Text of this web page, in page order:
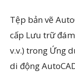
Tệp bản vẽ
cấp Lưu trữ
v.v.) trong Ứng
di động